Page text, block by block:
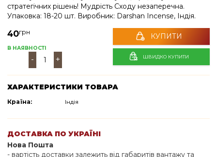
стратегічних рішень! Мудрість Сходу незаперечна.
Упаковка: 18-20 шт. Виробник: Darshan Incense, Індія.
40грн
В НАЯВНОСТІ
- +
КУПИТИ
ШВИДКО КУПИТИ
ХАРАКТЕРИСТИКИ ТОВАРА
Країна: Індія
ДОСТАВКА ПО УКРАЇНІ
Нова Пошта
- вартість доставки залежить від габаритів вантажу та